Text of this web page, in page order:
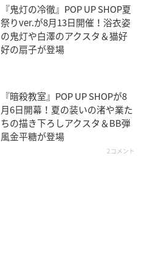
『鬼灯の冷徹』POP UP SHOP夏
祭りver.が8月13日開催！浴衣姿
の鬼灯や白澤のアクスタ＆猫好
好の扇子が登場
『暗殺教室』POP UP SHOPが8
月6日開幕！夏の装いの渚や業た
ちの描き下ろしアクスタ＆BB弾
風金平糖が登場
2コメント